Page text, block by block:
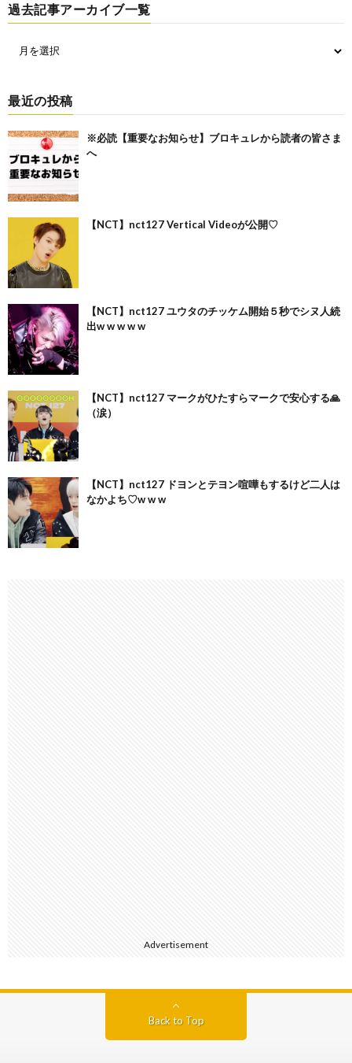
過去記事アーカイブ一覧
最近の投稿
※必読【重要なお知らせ】ブロキュレから読者の皆さま
へ
【NCT】nct127 Vertical Videoが公開♡
【NCT】nct127 ユウタのチッケム開始５秒でシヌ人続
出w w w w w
【NCT】nct127 マークがひたすらマークで安心する🙏
（涙）
【NCT】nct127 ドヨンとテヨン喧嘩もするけど二人は
なかよち♡w w w
Advertisement
Back to Top